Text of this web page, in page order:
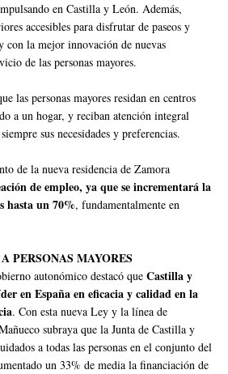
en Castilla y León. Además,
accesibles para disfrutar de paseos y
la mejor innovación de nuevas
de las personas mayores.
las personas mayores residan en centros
a un hogar, y reciban atención integral
sus necesidades y preferencias.
de la nueva residencia de Zamora
de empleo, ya que se incrementará la
hasta un 70%, fundamentalmente en
PERSONAS MAYORES
autonómico destacó que Castilla y
en España en eficacia y calidad en la
. Con esta nueva Ley y la línea de
subraya que la Junta de Castilla y
a todas las personas en el conjunto del
un 33% de media la financiación de